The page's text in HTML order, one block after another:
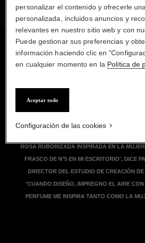
ROSA RUBORIZADA INSPIRADA EN LA
FRASCO DE N°5 EN MI ESCRITORIO', DICE
DIRECTOR DEL ESTUDIO DE CREACIÓN
'CUANDO DISEÑO, IMPREGNO EL AIRE
PERFUME ME INSPIRA TANTO COMO LA
personalizar el contenido y ofrecerle
personalizada, incluidos anuncios y
relevantes en nuestro sitio web y con
Puede gestionar sus preferencias y
información haciendo clic en
en cualquier momento en la Política de
Aceptar todo
Configuración de las cookies